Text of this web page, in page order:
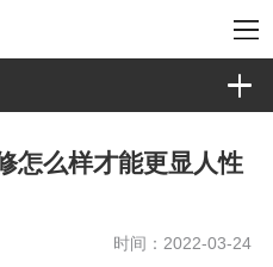
怎么样才能更显人性
时间：2022-03-24